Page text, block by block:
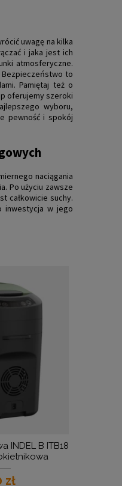
uwagę na kilka
i jaka jest ich
atmosferyczne.
Bezpieczeństwo to
Pamiętaj też o
oferujemy szeroki
wyboru,
pewność i spokój
naciągania
Po użyciu zawsze
całkowicie suchy.
inwestycja w jego
INDEL B ITB18
zł